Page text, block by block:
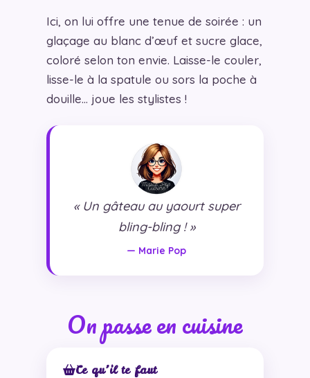
Ici, on lui offre une tenue de soirée : un
glaçage au blanc d’œuf et sucre glace,
coloré selon ton envie. Laisse-le couler,
lisse-le à la spatule ou sors la poche à
douille… joue les stylistes !
« Un gâteau au yaourt super
bling-bling ! »
— Marie Pop
On passe en cuisine
Ce qu’il te faut